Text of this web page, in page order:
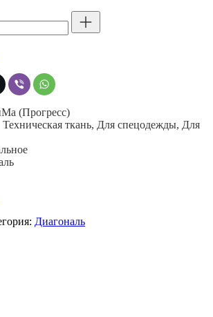
(Прогресс)
ткань, Для спецодежды, Для
Диагональ